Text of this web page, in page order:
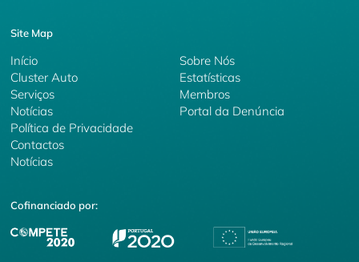
Site Map
Início
Cluster Auto
Serviços
Sobre Nós
Estatísticas
Membros
Notícias
Política de Privacidade
Portal da Denúncia
Contactos
Notícias
Cofinanciado por: